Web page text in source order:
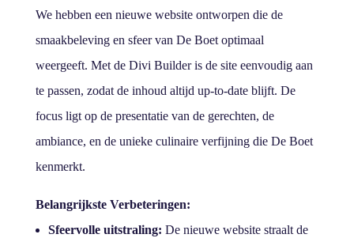
We hebben een nieuwe website ontworpen die de
smaakbeleving en sfeer van De Boet optimaal
weergeeft. Met de Divi Builder is de site eenvoudig aan
te passen, zodat de inhoud altijd up-to-date blijft. De
focus ligt op de presentatie van de gerechten, de
ambiance, en de unieke culinaire verfijning die De Boet
kenmerkt.
Belangrijkste Verbeteringen:
Sfeervolle uitstraling: De nieuwe website straalt de